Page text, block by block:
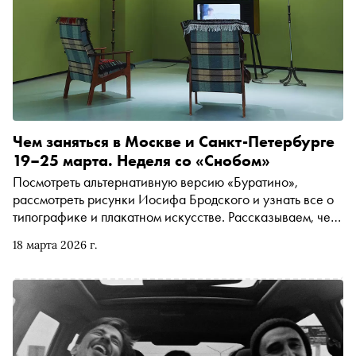
18 марта 2026 г.
Чем заняться в Москве и Санкт-Петербурге
19–25 марта. Неделя со «Снобом»
Посмотреть альтернативную версию «Буратино»,
рассмотреть рисунки Иосифа Бродского и узнать все о
типографике и плакатном искусстве. Рассказываем, чем